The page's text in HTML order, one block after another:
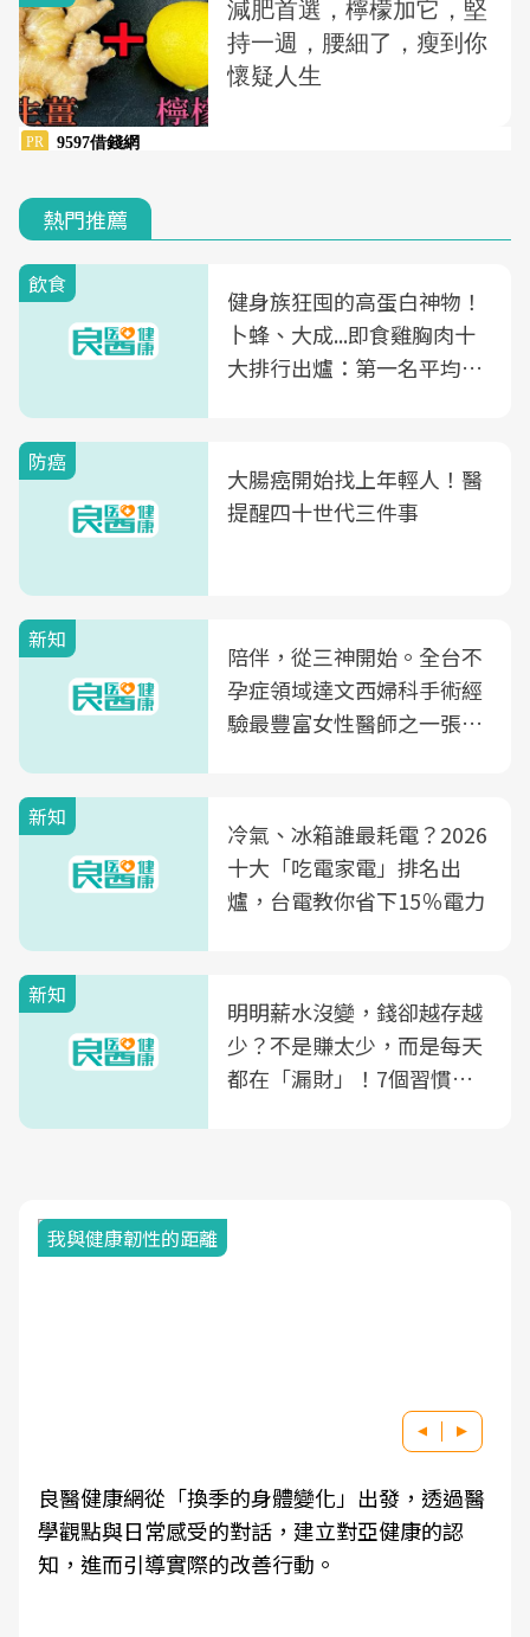
熱門推薦
飲食
健身族狂囤的高蛋白神物！
卜蜂、大成...即食雞胸肉十
大排行出爐：第一名平均一
防癌
大腸癌開始找上年輕人！醫
提醒四十世代三件事
新知
陪伴，從三神開始。全台不
孕症領域達文西婦科手術經
驗最豐富女性醫師之一張永
光田醫院建構360度女性健
康照護生態圈
新知
冷氣、冰箱誰最耗電？2026
十大「吃電家電」排名出
爐，台電教你省下15％電力
新知
明明薪水沒變，錢卻越存越
少？不是賺太少，而是每天
都在「漏財」！7個習慣一
我與健康韌性的距離
良醫健康網從「換季的身體變化」出發，透過醫
學觀點與日常感受的對話，建立對亞健康的認
知，進而引導實際的改善行動。